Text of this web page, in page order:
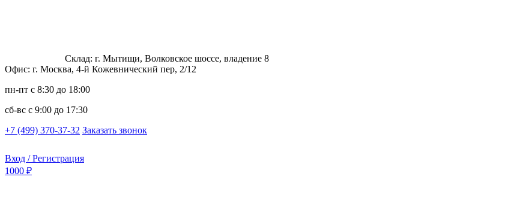
Склад: г. Мытищи, Волковское шоссе, владение 8
Офис: г. Москва, 4-й Кожевнический пер, 2/12
пн-пт с 8:30 до 18:00
сб-вс с 9:00 до 17:30
+7 (499) 370-37-32 Заказать звонок
Вход / Регистрация
1000 ₽